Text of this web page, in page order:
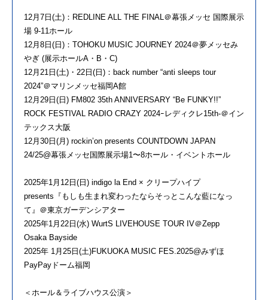
12月7日(土)：REDLINE ALL THE FINAL＠幕張メッセ 国際展示
場 9-11ホール
12月8日(日)：TOHOKU MUSIC JOURNEY 2024＠夢メッセみ
やぎ (展示ホールA・B・C)
12月21日(土)・22日(日)：back number “anti sleeps tour
2024”＠マリンメッセ福岡A館
12月29日(日) FM802 35th ANNIVERSARY “Be FUNKY!!”
ROCK FESTIVAL RADIO CRAZY 2024ｰレディクレ15th-＠イン
テックス大阪
12月30日(月) rockin’on presents COUNTDOWN JAPAN
24/25@幕張メッセ国際展示場1〜8ホール・イベントホール
2025年1月12日(日) indigo la End × クリープハイプ
presents『もしも生まれ変わったならそっとこんな藍になっ
て』＠東京ガーデンシアター
2025年1月22日(水) WurtS LIVEHOUSE TOUR IV＠Zepp
Osaka Bayside
2025年 1月25日(土)FUKUOKA MUSIC FES.2025@みずほ
PayPayドーム福岡
＜ホール＆ライブハウス公演＞